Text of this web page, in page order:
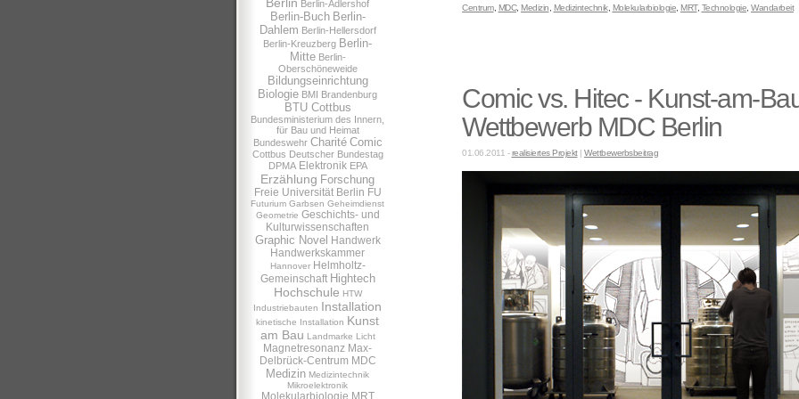
Berlin-Adlershof
Berlin-Buch Berlin-
Dahlem Berlin-Hellersdorf
Berlin-Kreuzberg Berlin-
Mitte Berlin-
Oberschöneweide
Bildungseinrichtung
Biologie BMI Brandenburg
BTU Cottbus
Bundesministerium des Innern,
für Bau und Heimat
Bundeswehr Charité Comic
Cottbus Deutscher Bundestag
DPMA Elektronik EPA
Erzählung Forschung
Freie Universität Berlin FU
Futurium Garbsen Geheimdienst
Geometrie Geschichts- und
Kulturwissenschaften
Graphic Novel Handwerk
Handwerkskammer
Hannover Helmholtz-
Gemeinschaft Hightech
Hochschule HTW
Industriebauten Installation
kinetische Installation Kunst
am Bau Landmarke Licht
Magnetresonanz Max-
Delbrück-Centrum MDC
Medizin Medizintechnik
Mikroelektronik
Molekularbiologie MRT
Centrum, MDC, Medizin Medizintechnik, Molekularbiologie MRT, Technologie Wandarbeit
Comic vs. Hitec - Kunst-am-
Wettbewerb MDC Berlin
01.06.2011 -realisiertes Projekt| Wettbewerbsbeitrag